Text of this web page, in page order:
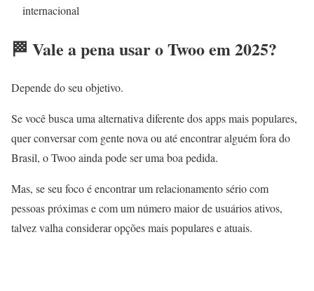
internacional
🏁 Vale a pena usar o Twoo em 2025?
Depende do seu objetivo.
Se você busca uma alternativa diferente dos apps mais populares,
quer conversar com gente nova ou até encontrar alguém fora do
Brasil, o Twoo ainda pode ser uma boa pedida.
Mas, se seu foco é encontrar um relacionamento sério com
pessoas próximas e com um número maior de usuários ativos,
talvez valha considerar opções mais populares e atuais.